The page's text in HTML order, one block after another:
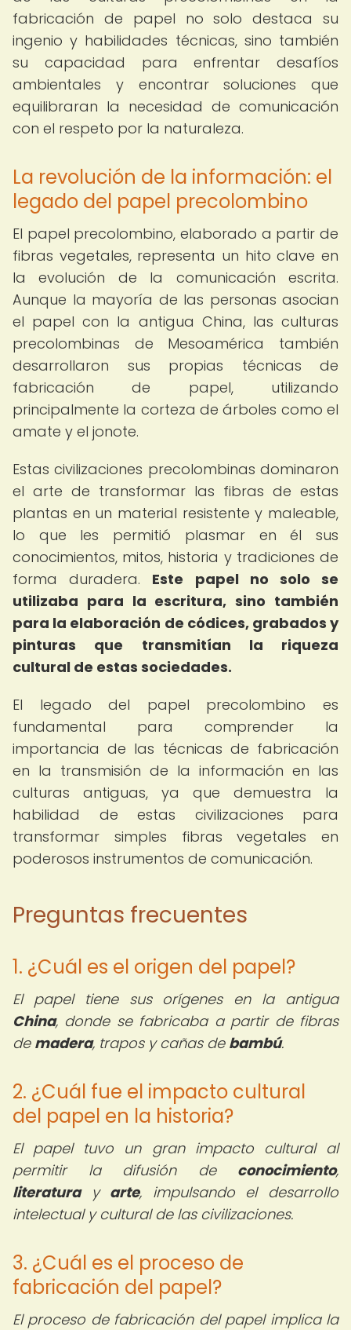
fabricación de papel no solo destaca su
ingenio y habilidades técnicas, sino también
su capacidad para enfrentar desafíos
ambientales y encontrar soluciones que
equilibraran la necesidad de comunicación
con el respeto por la naturaleza.
La revolución de la información: el
legado del papel precolombino
El papel precolombino, elaborado a partir de
fibras vegetales, representa un hito clave en
la evolución de la comunicación escrita.
Aunque la mayoría de las personas asocian
el papel con la antigua China, las culturas
precolombinas de Mesoamérica también
desarrollaron sus propias técnicas de
fabricación de papel, utilizando
principalmente la corteza de árboles como el
amate y el jonote.
Estas civilizaciones precolombinas dominaron
el arte de transformar las fibras de estas
plantas en un material resistente y maleable,
lo que les permitió plasmar en él sus
conocimientos, mitos, historia y tradiciones de
forma duradera. Este papel no solo se
utilizaba para la escritura, sino también
para la elaboración de códices, grabados y
pinturas que transmitían la riqueza
cultural de estas sociedades.
El legado del papel precolombino es
fundamental para comprender la
importancia de las técnicas de fabricación
en la transmisión de la información en las
culturas antiguas, ya que demuestra la
habilidad de estas civilizaciones para
transformar simples fibras vegetales en
poderosos instrumentos de comunicación.
Preguntas frecuentes
1. ¿Cuál es el origen del papel?
El papel tiene sus orígenes en la antigua
China, donde se fabricaba a partir de fibras
de madera, trapos y cañas de bambú.
2. ¿Cuál fue el impacto cultural
del papel en la historia?
El papel tuvo un gran impacto cultural al
permitir la difusión de conocimiento,
literaturay arte, impulsando el desarrollo
intelectual y cultural de las civilizaciones.
3. ¿Cuál es el proceso de
fabricación del papel?
El proceso de fabricación del papel implica la